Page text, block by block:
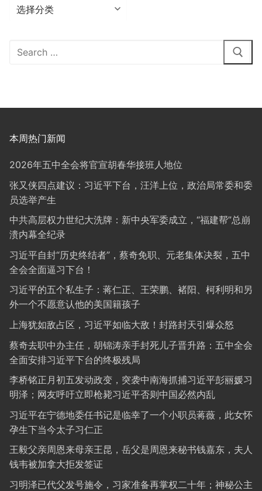
分
类
Search
本周热门新闻
2026年五中全会将官宣胡春华接班人地位
张又侠四点建议：习近平下台，汪洋上位，政治局常委和委
员选举产生
中共高层权力世纪大洗牌：新中央军委成立，“福建帮”总崩
溃内幕全纪录
习近平自封“历史终结者”，蔡奇免职、元老集体决裂，五中
全会全面逼习下台！
习近平的五个私生子：蒋仁正、王荣鹏、褚阳、柯利明和另
外一个不愿意认他的美国籍孩子
上海犹如敌占区，习近平如临大敌！封路封天引爆众怒
蔡奇去职中办主任，胡锦涛亲手封死儿子晋升路：五中全会
全面安排习近平下台的终极残局
李桥铭正月初五发动政变，突袭中南海抓捕习近平彭丽媛习
明泽；网友呼吁立即枪毙习近平否则中国必然内乱
习近平在宁德地委任书记是临幸了一个小职员蒋薇，此女怀
孕生下当今太子习仁正
王毅父亲周恩来母亲王昆，岳父是周恩来秘书钱嘉东，夫人
钱韦被加拿大拒发签证
习明泽已代父发号施令，习家准备再掌权二十年；神秘公主